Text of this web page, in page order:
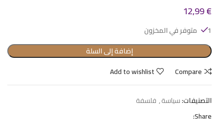
12,99€
1 متوفر في المخزون
إضافة إلى السلة
Compare
Add to wishlist
التصنيفات:سياسة, فلسفة
Share: